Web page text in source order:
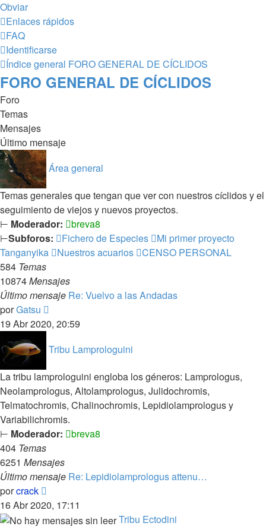
Obviar
Enlaces rápidos
FAQ
Identificarse
Índice general FORO GENERAL DE CÍCLIDOS
FORO GENERAL DE CÍCLIDOS
Foro
Temas
Mensajes
Último mensaje
Área general
Temas generales que tengan que ver con nuestros cíclidos y el
seguimiento de viejos y nuevos proyectos.
⊢ Moderador:
breva8
⊢Subforos: Fichero de Especies
Mi primer proyecto
Tanganyika
Nuestros acuarios
CENSO PERSONAL
584 Temas
10874Mensajes
Último mensaje Re: Vuelvo a las Andadas
porGatsu
último
19 Abr 2020, 20:59
Tribu Lamprologuini
La tribu lamprologuini engloba los géneros: Lamprologus,
Neolamprologus, Altolamprologus, Julidochromis,
Telmatochromis, Chalinochromis, Lepidiolamprologus y
Variabilichromis.
⊢ Moderador:
breva8
404 Temas
6251 Mensajes
Último mensaje Re: Lepidiolamprologus attenu…
porcrack
último
mensaje
16 Abr 2020, 17:11
Tribu Ectodini